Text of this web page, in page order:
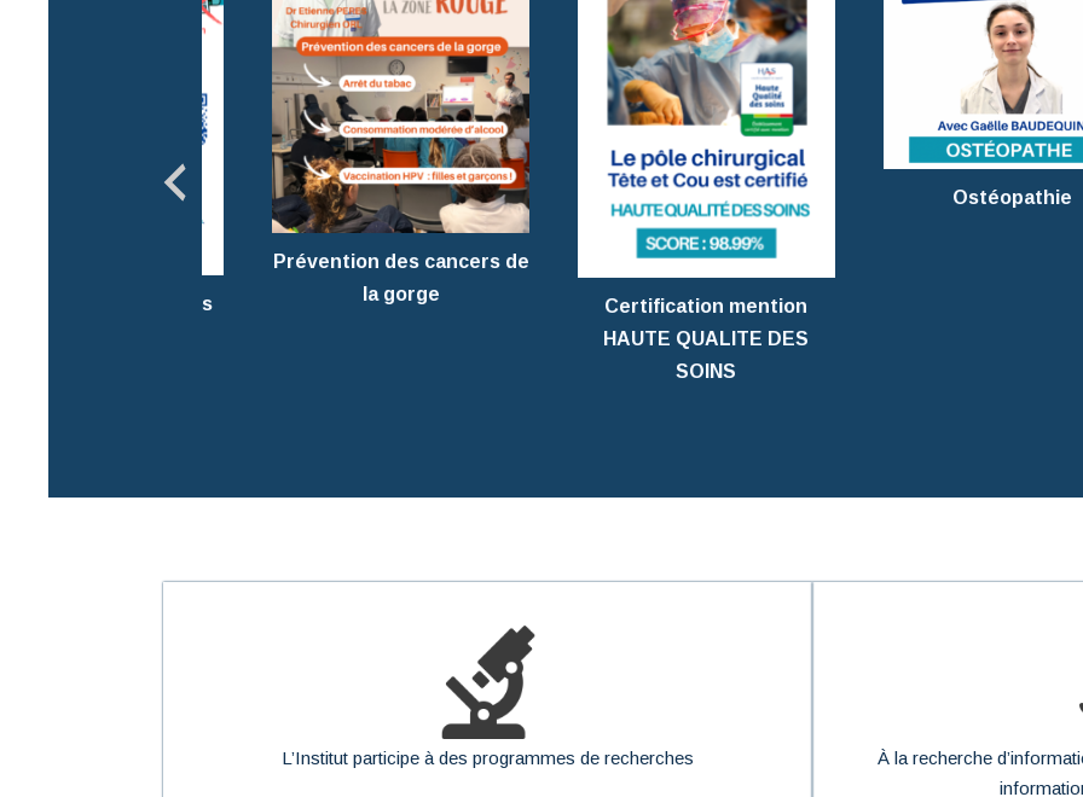
Prévention des cancers de
la gorge
Certification mention
HAUTE QUALITE DES
SOINS
Ostéopathie
L’Institut participe à des programmes de recherches
À la recherche